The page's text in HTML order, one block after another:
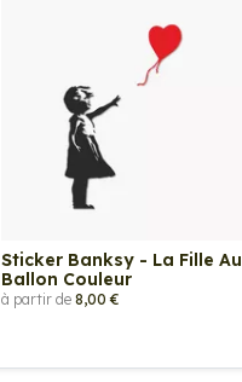
Sticker Banksy - La Fille Au
Ballon Couleur
à partir de 8,00 €